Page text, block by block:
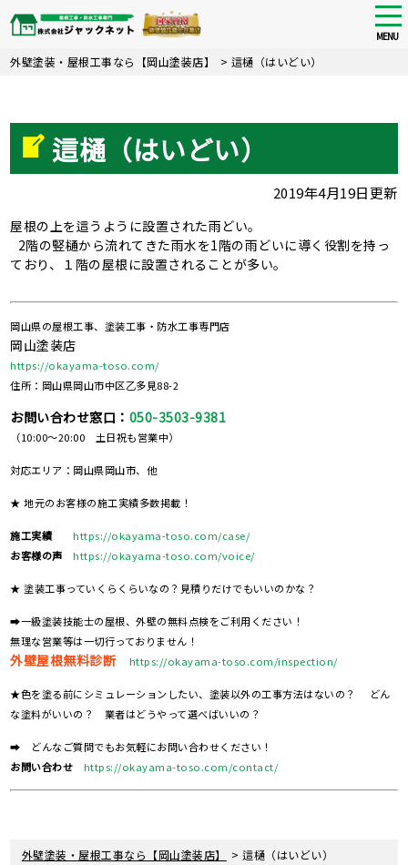
Skip
MENU
外壁塗装・屋根工事なら【岡山塗装店】 > 這樋（はいどい）
這樋（はいどい）
2019年4月19日更新
屋根の上を這うように設置された雨どい。
2階の竪樋から流れてきた雨水を1階の雨どいに導く役割を持っ
ており、１階の屋根に設置されることが多い。
岡山県の屋根工事、塗装工事・防水工事専門店
岡山塗装店
https://okayama-toso.com/
住所：岡山県岡山市中区乙多見88-2
お問い合わせ窓口： 050-3503-9381
（10:00～20:00 土日祝も営業中）
対応エリア：岡山県岡山市、他
★ 地元のお客様の施工実績多数掲載！
施工実績
https://okayama-toso.com/case/
お客様の声
https://okayama-toso.com/voice/
★ 塗装工事っていくらくらいなの？見積りだけでもいいのかな？
➡一級塗装技能士の屋根、外壁の無料点検をご利用ください！
無理な営業等は一切行っておりません！
外壁屋根無料診断 https://okayama-toso.com/inspection/
★色を塗る前にシミュレーションしたい、塗装以外の工事方法はないの？ どん
な塗料がいいの？ 業者はどうやって選べばいいの？
➡ どんなご質問でもお気軽にお問い合わせください！
お問い合わせ
https://okayama-toso.com/contact/
外壁塗装・屋根工事なら【岡山塗装店】 >這樋（はいどい）